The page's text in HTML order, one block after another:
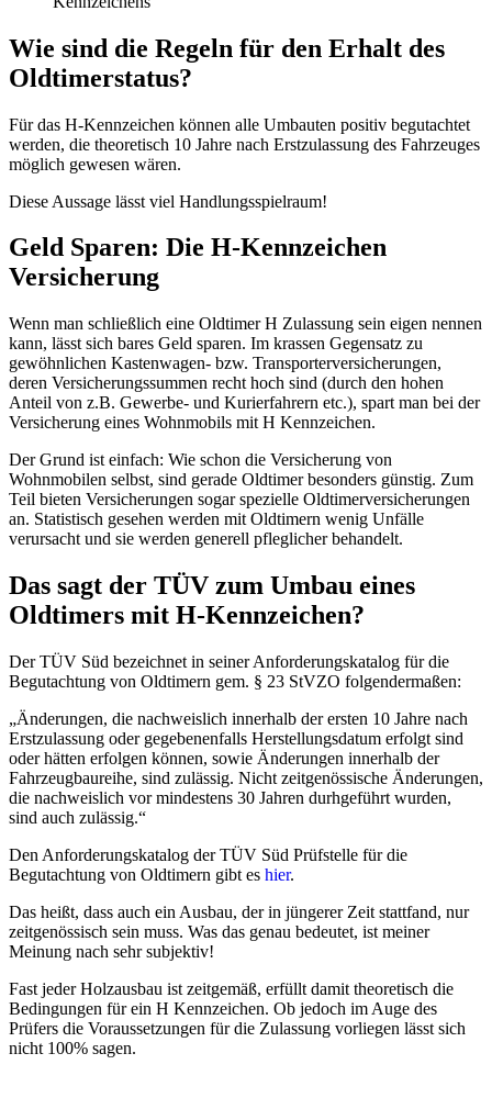
Wie sind die Regeln für den Erhalt des
Oldtimerstatus?
Für das H-Kennzeichen können alle Umbauten positiv begutachtet
werden, die theoretisch 10 Jahre nach Erstzulassung des Fahrzeuges
möglich gewesen wären.
Diese Aussage lässt viel Handlungsspielraum!
Geld Sparen: Die H-Kennzeichen
Versicherung
Wenn man schließlich eine Oldtimer H Zulassung sein eigen nennen
kann, lässt sich bares Geld sparen. Im krassen Gegensatz zu
gewöhnlichen Kastenwagen- bzw. Transporterversicherungen,
deren Versicherungssummen recht hoch sind (durch den hohen
Anteil von z.B. Gewerbe- und Kurierfahrern etc.), spart man bei der
Versicherung eines Wohnmobils mit H Kennzeichen.
Der Grund ist einfach: Wie schon die Versicherung von
Wohnmobilen selbst, sind gerade Oldtimer besonders günstig. Zum
Teil bieten Versicherungen sogar spezielle Oldtimerversicherungen
an. Statistisch gesehen werden mit Oldtimern wenig Unfälle
verursacht und sie werden generell pfleglicher behandelt.
Das sagt der TÜV zum Umbau eines
Oldtimers mit H-Kennzeichen?
Der TÜV Süd bezeichnet in seiner Anforderungskatalog für die
Begutachtung von Oldtimern gem. § 23 StVZO folgendermaßen:
„Änderungen, die nachweislich innerhalb der ersten 10 Jahre nach
Erstzulassung oder gegebenenfalls Herstellungsdatum erfolgt sind
oder hätten erfolgen können, sowie Änderungen innerhalb der
Fahrzeugbaureihe, sind zulässig. Nicht zeitgenössische Änderungen,
die nachweislich vor mindestens 30 Jahren durhgeführt wurden,
sind auch zulässig.“
Den Anforderungskatalog der TÜV Süd Prüfstelle für die
Begutachtung von Oldtimern gibt es hier.
Das heißt, dass auch ein Ausbau, der in jüngerer Zeit stattfand, nur
zeitgenössisch sein muss. Was das genau bedeutet, ist meiner
Meinung nach sehr subjektiv!
Fast jeder Holzausbau ist zeitgemäß, erfüllt damit theoretisch die
Bedingungen für ein H Kennzeichen. Ob jedoch im Auge des
Prüfers die Voraussetzungen für die Zulassung vorliegen lässt sich
nicht 100% sagen.